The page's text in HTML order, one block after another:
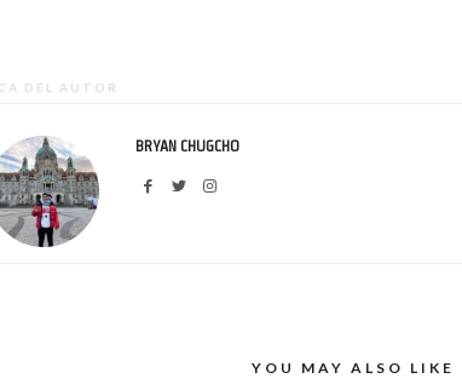
DEL AUTOR
BRYAN CHUGCHO
YOU MAY ALSO LIKE